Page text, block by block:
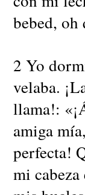
bebed, oh
2 Yo
velaba.
llama!:
amiga
perfecta!
mi